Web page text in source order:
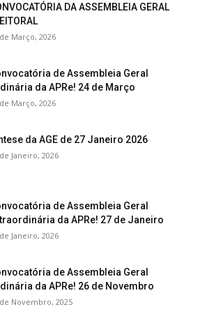
DA ASSEMBLEIA GERAL
Março, 2026
de Assembleia Geral
da APRe! 24 de Março
Março, 2026
da AGE de 27 Janeiro 2026
Janeiro, 2026
de Assembleia Geral
da APRe! 27 de Janeiro
Janeiro, 2026
de Assembleia Geral
da APRe! 26 de Novembro
Novembro, 2025